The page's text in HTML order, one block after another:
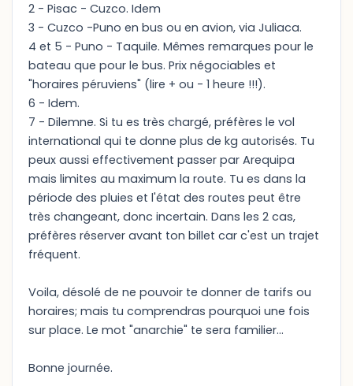
2 - Pisac - Cuzco. Idem
3 - Cuzco -Puno en bus ou en avion, via Juliaca.
4 et 5 - Puno - Taquile. Mêmes remarques pour le
bateau que pour le bus. Prix négociables et
"horaires péruviens" (lire + ou - 1 heure !!!).
6 - Idem.
7 - Dilemne. Si tu es très chargé, préfères le vol
international qui te donne plus de kg autorisés. Tu
peux aussi effectivement passer par Arequipa
mais limites au maximum la route. Tu es dans la
période des pluies et l'état des routes peut être
très changeant, donc incertain. Dans les 2 cas,
préfères réserver avant ton billet car c'est un trajet
fréquent.
Voila, désolé de ne pouvoir te donner de tarifs ou
horaires; mais tu comprendras pourquoi une fois
sur place. Le mot "anarchie" te sera familier...
Bonne journée.